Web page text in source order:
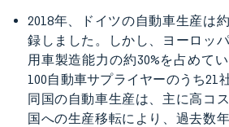
2018年、ドイツの自動車生産は
録しました。しかし、ヨーロッ
用車製造能力の約30%を占めて
100自動車サプライヤーのうち21
同国の自動車生産は、主に高コ
国への生産移転により、過去数